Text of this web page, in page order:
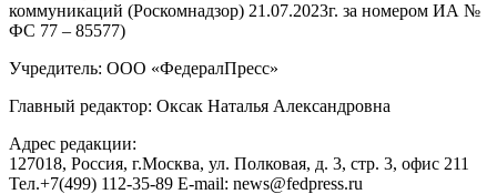
коммуникаций (Роскомнадзор) 21.07.2023г. за номером ИА №
ФС 77 – 85577)
Учредитель: ООО «ФедералПресс»
Главный редактор: Оксак Наталья Александровна
Адрес редакции:
127018, Россия, г.Москва, ул. Полковая, д. 3, стр. 3, офис 211
Тел.+7(499) 112-35-89 E-mail: news@fedpress.ru